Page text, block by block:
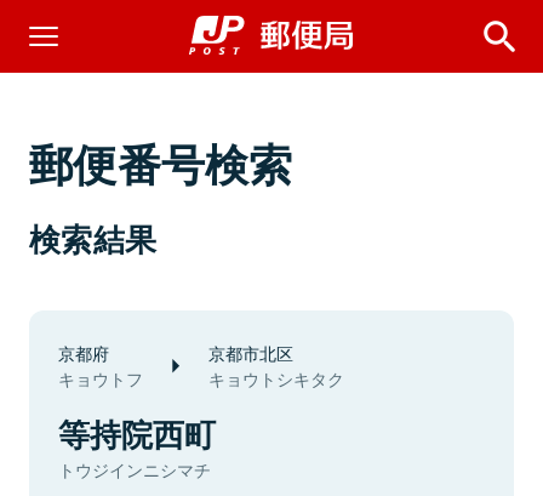
郵便番号検索
検索結果
京都府
キョウトフ
京都市北区
キョウトシキタク
等持院西町
トウジインニシマチ